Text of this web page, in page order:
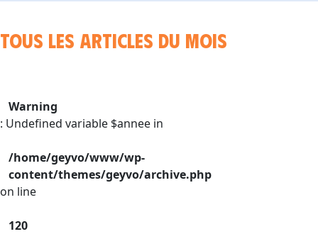
Tous les articles du mois
Warning
: Undefined variable $annee in
/home/geyvo/www/wp-
content/themes/geyvo/archive.php
on line
120